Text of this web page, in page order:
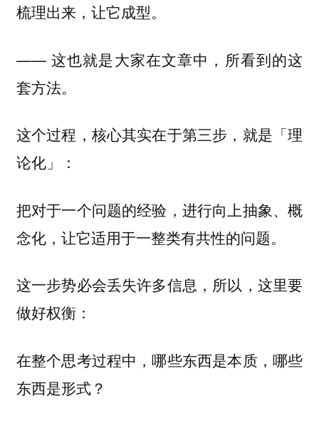
梳理出来，让它成型。
—— 这也就是大家在文章中，所看到的这
套方法。
这个过程，核心其实在于第三步，就是「理
论化」：
把对于一个问题的经验，进行向上抽象、概
念化，让它适用于一整类有共性的问题。
这一步势必会丢失许多信息，所以，这里要
做好权衡：
在整个思考过程中，哪些东西是本质，哪些
东西是形式？